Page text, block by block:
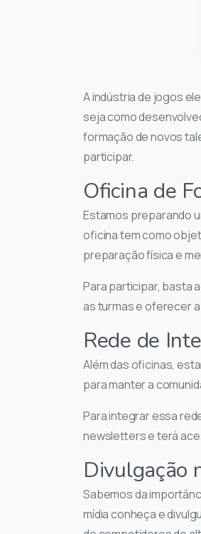
A indústria de jogos
seja como
formação de novos
participar.
Oficina de
Estamos preparando
oficina tem como
preparação física e
Para participar, basta
as turmas e oferecer
Rede de
Além das oficinas,
para manter a
Para integrar essa
newsletters e terá
Divulgação
Sabemos da
mídia conheça e